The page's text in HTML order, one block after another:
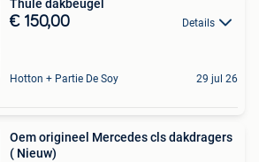
Thule dakbeugel
€ 150,00 Details
Hotton + Partie De Soy 29 jul 26
Oem origineel Mercedes cls dakdragers
( Nieuw)